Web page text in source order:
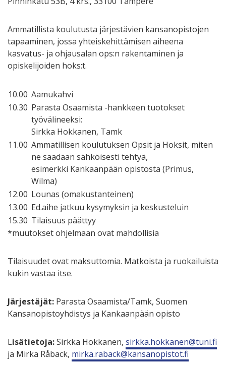
Ammatillista koulutusta järjestävien kansanopistojen
tapaaminen, jossa yhteiskehittämisen aiheena
kasvatus- ja ohjausalan ops:n rakentaminen ja
opiskelijoiden hoks:t.
10.00 Aamukahvi
10.30 Parasta Osaamista -hankkeen tuotokset
työvälineeksi:
Sirkka Hokkanen, Tamk
11.00 Ammatillisen koulutuksen Opsit ja Hoksit, miten
ne saadaan sähköisesti tehtyä,
esimerkki Kankaanpään opistosta (Primus,
Wilma)
12.00 Lounas (omakustanteinen)
13.00 Ed.aihe jatkuu kysymyksin ja keskusteluin
15.30 Tilaisuus päättyy
*muutokset ohjelmaan ovat mahdollisia
Tilaisuudet ovat maksuttomia. Matkoista ja ruokailuista
kukin vastaa itse.
Järjestäjät: Parasta Osaamista/Tamk, Suomen
Kansanopistoyhdistys ja Kankaanpään opisto
Lisätietoja:Sirkka Hokkanen, sirkka.hokkanen@tuni.fi
ja Mirka Råback, mirka.raback@kansanopistot.fi